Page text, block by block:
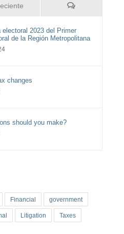
Comentarios
electoral 2023 del Primer
de la Región Metropolitana
changes
should you make?
Financial government
Litigation Taxes